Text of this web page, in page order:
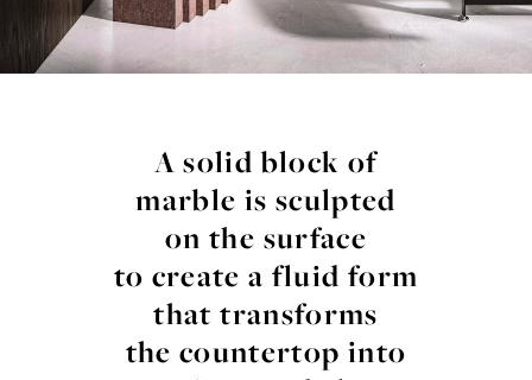
Asolid block of
marble is sculpted
on the surface
to create a fluid form
that transforms
thecountertop into